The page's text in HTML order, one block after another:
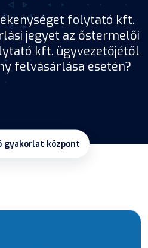
folytató kft.
jegyet az őstermelői
kft. ügyvezetőjétől
felvásárlása esetén?
gyakorlat központ